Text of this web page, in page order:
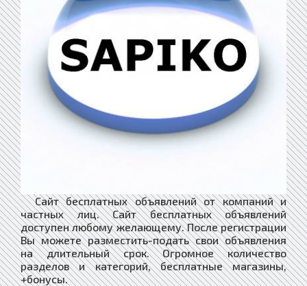
Сайт бесплатных объявлений от компаний и
частных лиц. Сайт бесплатных объявлений
доступен любому желающему. После регистрации
Вы можете разместить-подать свои объявления
на длительный срок. Огромное количество
разделов и категорий, бесплатные магазины,
+бонусы.